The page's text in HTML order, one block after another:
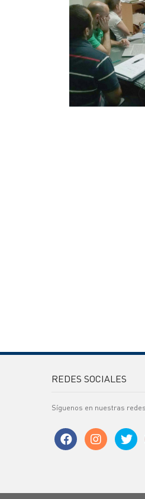
REDES SOCIALES
Síguenos en nuestras redes